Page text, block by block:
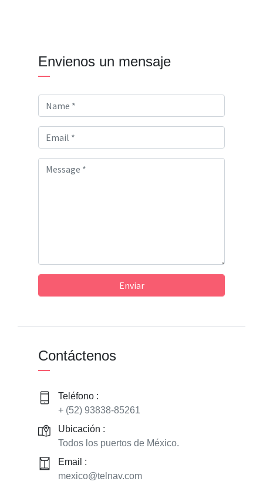
Envienos un mensaje
Enviar
Contáctenos
Teléfono :
+ (52) 93838-85261
Ubicación :
Todos los puertos de México.
Email :
mexico@telnav.com